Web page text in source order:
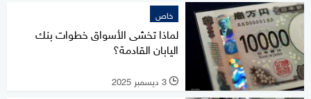
خاص
لماذا تخشى الأسواق خطوات بنك
اليابان القادمة؟
l 3 ديسمبر 2025